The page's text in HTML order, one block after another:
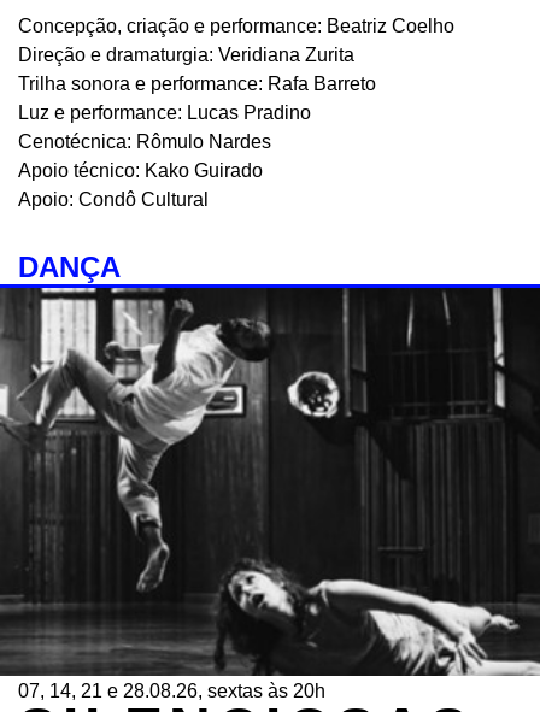
Concepção, criação e performance: Beatriz Coelho
Direção e dramaturgia: Veridiana Zurita
Trilha sonora e performance: Rafa Barreto
Luz e performance: Lucas Pradino
Cenotécnica: Rômulo Nardes
Apoio técnico: Kako Guirado
Apoio: Condô Cultural
DANÇA
07, 14, 21 e 28.08.26, sextas às 20h